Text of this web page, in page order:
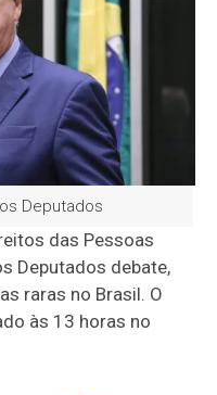
Deputados
das Pessoas
Deputados debate,
raras no Brasil. O
às 13 horas no